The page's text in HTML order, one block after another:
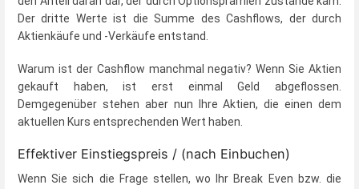
Der dritte Werte ist die Summe des Cashflows, der durch
Aktienkäufe und -Verkäufe entstand.
Warum ist der Cashflow manchmal negativ? Wenn Sie Aktien
gekauft haben, ist erst einmal Geld abgeflossen.
Demgegenüber stehen aber nun Ihre Aktien, die einen dem
aktuellen Kurs entsprechenden Wert haben.
Effektiver Einstiegspreis / (nach Einbuchen)
Wenn Sie sich die Frage stellen, wo Ihr Break Even bzw. die